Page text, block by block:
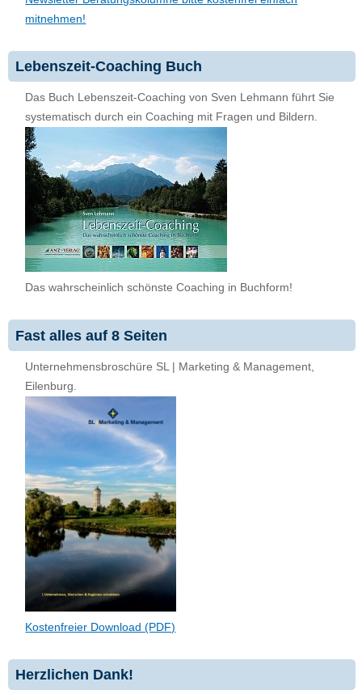
mitnehmen!
Lebenszeit-Coaching Buch
Das Buch Lebenszeit-Coaching von Sven Lehmann führt Sie
systematisch durch ein Coaching mit Fragen und Bildern.
Das wahrscheinlich schönste Coaching in Buchform!
Fast alles auf 8 Seiten
Unternehmensbroschüre SL | Marketing & Management,
Eilenburg.
Kostenfreier Download (PDF)
Herzlichen Dank!